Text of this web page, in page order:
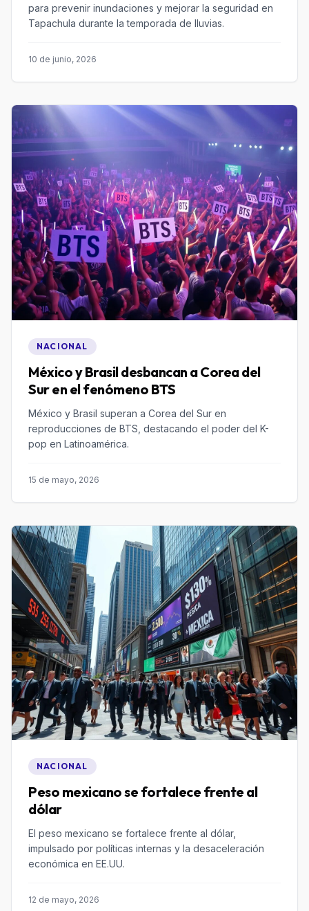
para prevenir inundaciones y mejorar la seguridad en
Tapachula durante la temporada de lluvias.
10 de junio, 2026
NACIONAL
México y Brasil desbancan a Corea del
Sur en el fenómeno BTS
México y Brasil superan a Corea del Sur en
reproducciones de BTS, destacando el poder del K-
pop en Latinoamérica.
15 de mayo, 2026
NACIONAL
Peso mexicano se fortalece frente al
dólar
El peso mexicano se fortalece frente al dólar,
impulsado por políticas internas y la desaceleración
económica en EE.UU.
12 de mayo, 2026